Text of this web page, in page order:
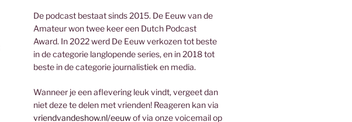
De podcast bestaat sinds 2015. De Eeuw van de
Amateur won twee keer een Dutch Podcast
Award. In 2022 werd De Eeuw verkozen tot beste
in de categorie langlopende series, en in 2018 tot
beste in de categorie journalistiek en media.
Wanneer je een aflevering leuk vindt, vergeet dan
niet deze te delen met vrienden! Reageren kan via
vriendvandeshow.nl/eeuwof via onze voicemail op